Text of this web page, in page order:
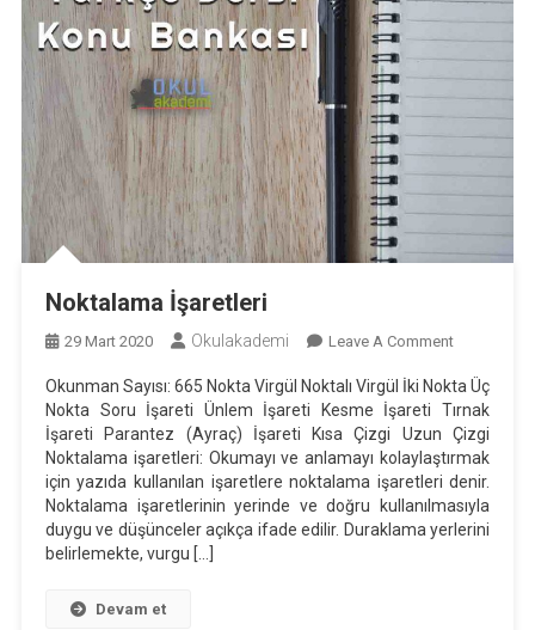
Noktalama İşaretleri
29 Mart 2020 Okulakademi Leave A CommentOn
İşaretleri
Okunman Sayısı: 665 Nokta Virgül Noktalı Virgül İki Nokta Üç
Nokta Soru İşareti Ünlem İşareti Kesme İşareti Tırnak
İşareti Parantez (Ayraç) İşareti Kısa Çizgi Uzun Çizgi
Noktalama işaretleri: Okumayı ve anlamayı kolaylaştırmak
için yazıda kullanılan işaretlere noktalama işaretleri denir.
Noktalama işaretlerinin yerinde ve doğru kullanılmasıyla
duygu ve düşünceler açıkça ifade edilir. Duraklama yerlerini
belirlemekte, vurgu […]
Devam et